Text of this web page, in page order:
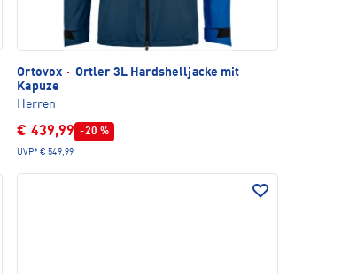
Ortovox · Ortler 3L Hardshelljacke mit
Kapuze
Herren
€ 439,99 -20 %
UVP* € 549,99